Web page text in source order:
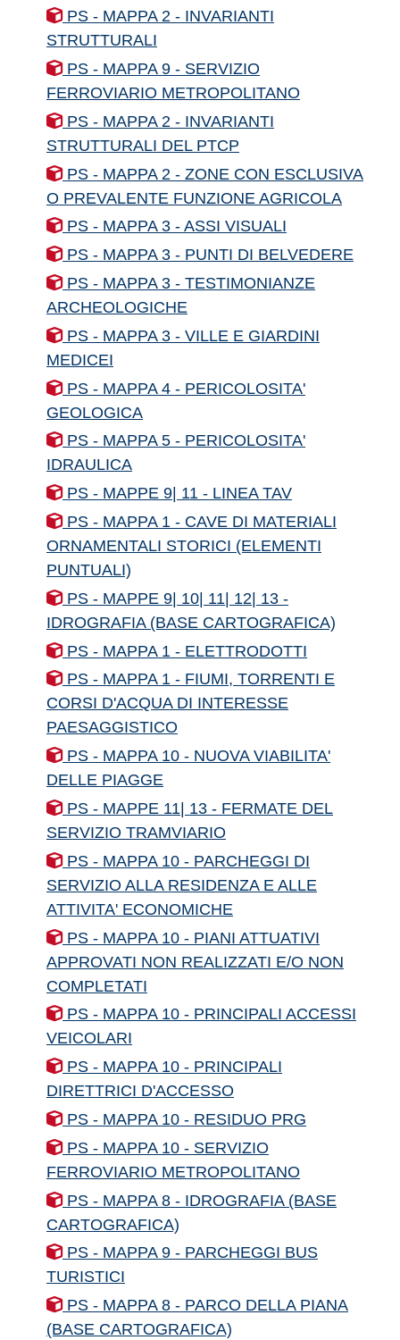
PS - MAPPA 2 - INVARIANTI
STRUTTURALI
PS - MAPPA 9 - SERVIZIO
FERROVIARIO METROPOLITANO
PS - MAPPA 2 - INVARIANTI
STRUTTURALI DEL PTCP
PS - MAPPA 2 - ZONE CON ESCLUSIVA
O PREVALENTE FUNZIONE AGRICOLA
PS - MAPPA 3 - ASSI VISUALI
PS - MAPPA 3 - PUNTI DI BELVEDERE
PS - MAPPA 3 - TESTIMONIANZE
ARCHEOLOGICHE
PS - MAPPA 3 - VILLE E GIARDINI
MEDICEI
PS - MAPPA 4 - PERICOLOSITA'
GEOLOGICA
PS - MAPPA 5 - PERICOLOSITA'
IDRAULICA
PS - MAPPE 9| 11 - LINEA TAV
PS - MAPPA 1 - CAVE DI MATERIALI
ORNAMENTALI STORICI (ELEMENTI
PUNTUALI)
PS - MAPPE 9| 10| 11| 12| 13 -
IDROGRAFIA (BASE CARTOGRAFICA)
PS - MAPPA 1 - ELETTRODOTTI
PS - MAPPA 1 - FIUMI, TORRENTI E
CORSI D'ACQUA DI INTERESSE
PAESAGGISTICO
PS - MAPPA 10 - NUOVA VIABILITA'
DELLE PIAGGE
PS - MAPPE 11| 13 - FERMATE DEL
SERVIZIO TRAMVIARIO
PS - MAPPA 10 - PARCHEGGI DI
SERVIZIO ALLA RESIDENZA E ALLE
ATTIVITA' ECONOMICHE
PS - MAPPA 10 - PIANI ATTUATIVI
APPROVATI NON REALIZZATI E/O NON
COMPLETATI
PS - MAPPA 10 - PRINCIPALI ACCESSI
VEICOLARI
PS - MAPPA 10 - PRINCIPALI
DIRETTRICI D'ACCESSO
PS - MAPPA 10 - RESIDUO PRG
PS - MAPPA 10 - SERVIZIO
FERROVIARIO METROPOLITANO
PS - MAPPA 8 - IDROGRAFIA (BASE
CARTOGRAFICA)
PS - MAPPA 9 - PARCHEGGI BUS
TURISTICI
PS - MAPPA 8 - PARCO DELLA PIANA
(BASE CARTOGRAFICA)